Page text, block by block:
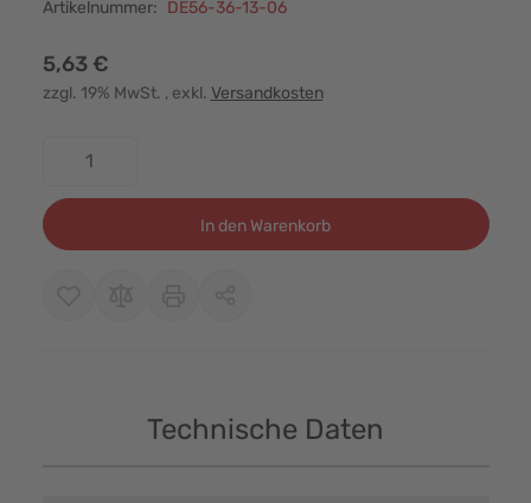
Artikelnummer: DE56-36-13-06
5,63 €
zzgl. 19% MwSt. , exkl. Versandkosten
In den Warenkorb
Technische Daten